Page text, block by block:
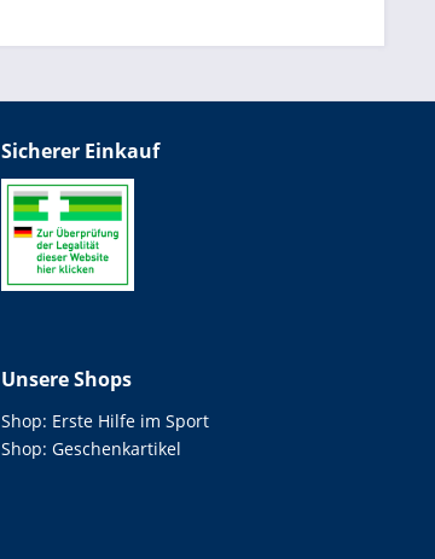
Sicherer Einkauf
Unsere Shops
Shop: Erste Hilfe im Sport
Shop: Geschenkartikel